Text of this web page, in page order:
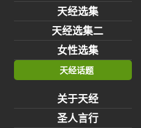
天经选集
天经选集二
女性选集
天经话题
关于天经
圣人言行